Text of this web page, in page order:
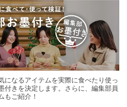
になるアイテムを実際に食べたり使っ
付きを決定します。さらに、編集部員
もご紹介！